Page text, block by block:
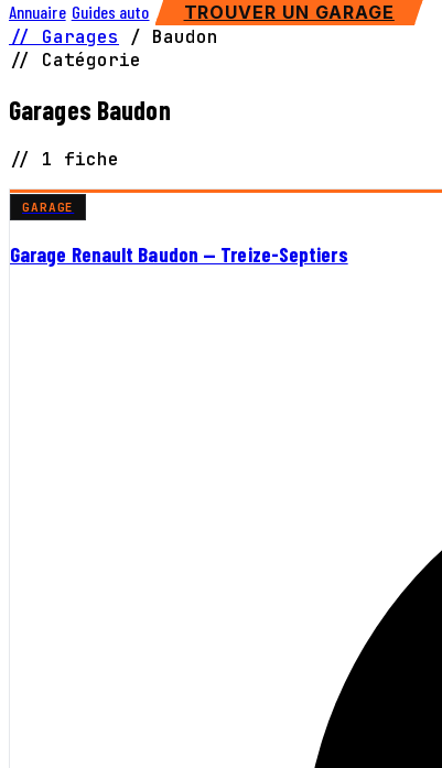
Annuaire Guides auto TROUVER UN GARAGE
// Garages / Baudon
// Catégorie
Garages Baudon
// 1 fiche
GARAGE
Garage Renault Baudon — Treize-Septiers